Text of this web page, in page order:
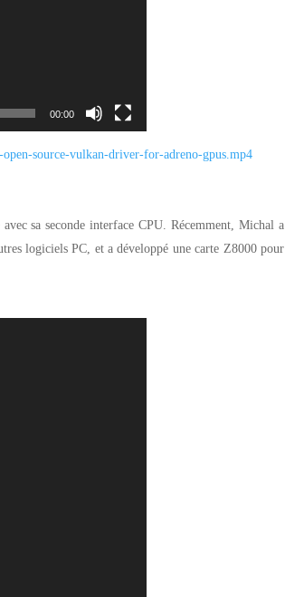
00:00
open-source-vulkan-driver-for-adreno-gpus.mp4
sa seconde interface CPU. Récemment, Michal a
logiciels PC, et a développé une carte Z8000 pour